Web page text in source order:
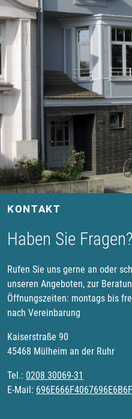
KONTAKT
Haben Sie Fragen?
Rufen Sie uns gerne an oder
unseren Angeboten, zur
Öffnungszeiten: montags bis
nach Vereinbarung
Kaiserstraße 90
45468 Mülheim an der Ruhr
Tel.: 0208 30069-31
E-Mail: